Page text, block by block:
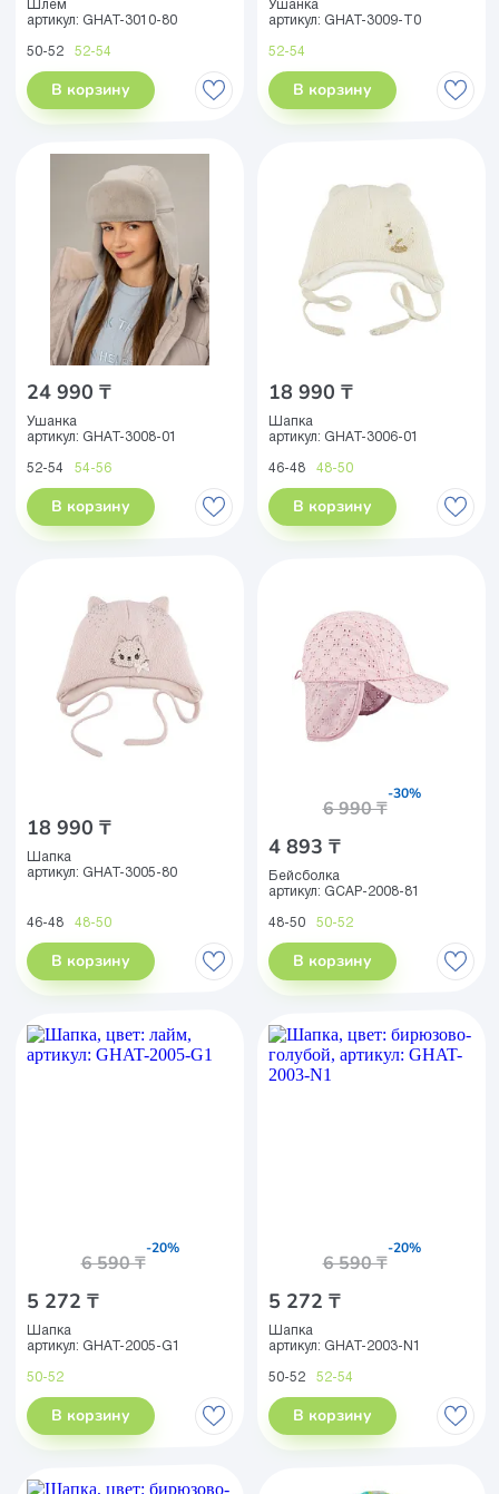
Шлем
артикул: GHAT-3010-80
50-52 52-54
В корзину
Ушанка
артикул: GHAT-3009-T0
52-54
В корзину
24 990 ₸
Ушанка
артикул: GHAT-3008-01
52-54 54-56
В корзину
18 990 ₸
Шапка
артикул: GHAT-3006-01
46-48 48-50
В корзину
18 990 ₸
Шапка
артикул: GHAT-3005-80
46-48 48-50
В корзину
4 893 ₸
6 990 ₸
-30%
Бейсболка
артикул: GCAP-2008-81
48-50 50-52
В корзину
5 272 ₸
6 590 ₸
-20%
Шапка
артикул: GHAT-2005-G1
50-52
В корзину
5 272 ₸
6 590 ₸
-20%
Шапка
артикул: GHAT-2003-N1
50-52 52-54
В корзину